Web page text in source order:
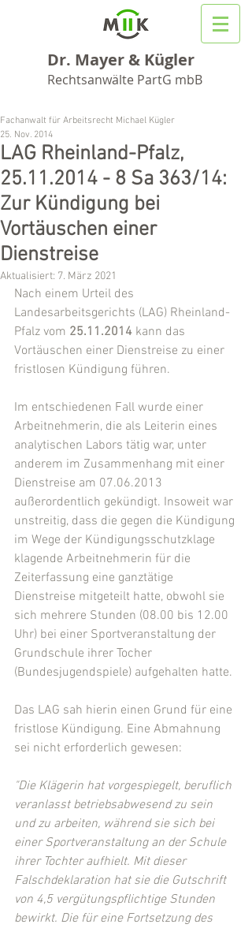
Dr. Mayer & Kügler
Rechtsanwälte PartG mbB
LAG Rheinland-Pfalz,
25.11.2014 - 8 Sa 363/14:
Zur Kündigung bei
Vortäuschen einer
Dienstreise
Fachanwalt für Arbeitsrecht Michael Kügler
25. Nov. 2014
Aktualisiert: 7. März 2021
Nach einem Urteil des
Landesarbeitsgerichts (LAG) Rheinland-
Pfalz vom 25.11.2014 kann das
Vortäuschen einer Dienstreise zu einer
fristlosen Kündigung führen.
Im entschiedenen Fall wurde einer
Arbeitnehmerin, die als Leiterin eines
analytischen Labors tätig war, unter
anderem im Zusammenhang mit einer
Dienstreise am 07.06.2013
außerordentlich gekündigt. Insoweit war
unstreitig, dass die gegen die Kündigung
im Wege der Kündigungsschutzklage
klagende Arbeitnehmerin für die
Zeiterfassung eine ganztätige
Dienstreise mitgeteilt hatte, obwohl sie
sich mehrere Stunden (08.00 bis 12.00
Uhr) bei einer Sportveranstaltung der
Grundschule ihrer Tocher
(Bundesjugendspiele) aufgehalten hatte.
Das LAG sah hierin einen Grund für eine
fristlose Kündigung. Eine Abmahnung
sei nicht erforderlich gewesen:
"Die Klägerin hat vorgespiegelt, beruflich
veranlasst betriebsabwesend zu sein
und zu arbeiten, während sie sich bei
einer Sportveranstaltung an der Schule
ihrer Tochter aufhielt. Mit dieser
Falschdeklaration hat sie die Gutschrift
von 4,5 vergütungspflichtige Stunden
bewirkt. Die für eine Fortsetzung des